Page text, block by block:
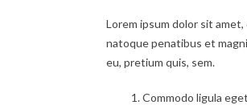
Lorem ipsum dolor sit
natoque penatibus et
eu, pretium quis, sem.
Commodo ligula